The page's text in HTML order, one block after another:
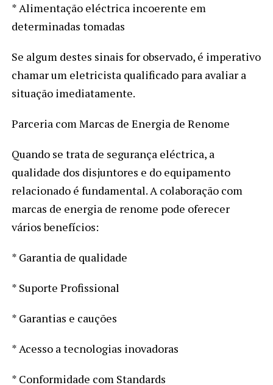
* Alimentação eléctrica incoerente em
determinadas tomadas
Se algum destes sinais for observado, é imperativo
chamar um eletricista qualificado para avaliar a
situação imediatamente.
Parceria com Marcas de Energia de Renome
Quando se trata de segurança eléctrica, a
qualidade dos disjuntores e do equipamento
relacionado é fundamental. A colaboração com
marcas de energia de renome pode oferecer
vários benefícios:
* Garantia de qualidade
* Suporte Profissional
* Garantias e cauções
* Acesso a tecnologias inovadoras
* Conformidade com Standards